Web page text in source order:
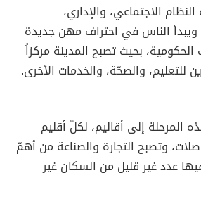
الاجتماعي، والإداري،
ويبدأ الناس في احتراف مهن جديدة
الحكومية، بحيث تصبح المدينة مركزاً
للتعليم، والصحّة، والخدمات الأخرى.
إلى أقاليم، لكلّ أقليم
وتصبح التجارة والصناعة من أهمّ
عدد غير قليل من السكان غير